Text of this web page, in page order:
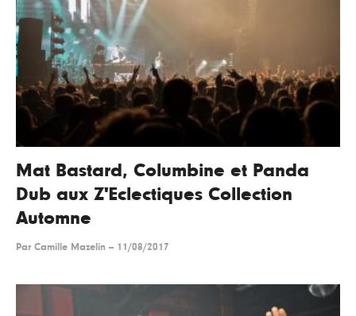
Mat Bastard, Columbine et Panda
Dub aux Z'Eclectiques Collection
Automne
Par Camille Mazelin -- 11/08/2017